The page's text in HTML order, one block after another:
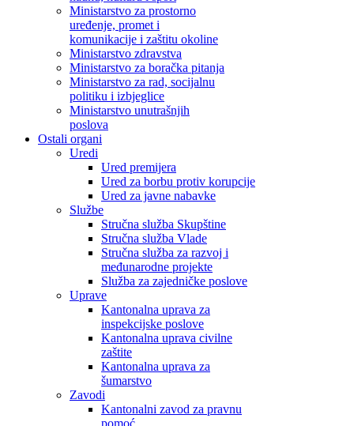
Ministarstvo za prostorno
uređenje, promet i
komunikacije i zaštitu okoline
Ministarstvo zdravstva
Ministarstvo za boračka pitanja
Ministarstvo za rad, socijalnu
politiku i izbjeglice
Ministarstvo unutrašnjih
poslova
Ostali organi
Uredi
Ured premijera
Ured za borbu protiv korupcije
Ured za javne nabavke
Službe
Stručna služba Skupštine
Stručna služba Vlade
Stručna služba za razvoj i
međunarodne projekte
Služba za zajedničke poslove
Uprave
Kantonalna uprava za
inspekcijske poslove
Kantonalna uprava civilne
zaštite
Kantonalna uprava za
šumarstvo
Zavodi
Kantonalni zavod za pravnu
pomoć